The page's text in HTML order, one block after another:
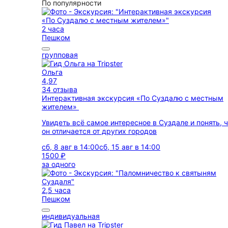
По популярности
2 часа
Пешком
групповая
Ольга
4,97
34 отзыва
Интерактивная экскурсия «По Суздалю с местным
жителем»
Увидеть всё самое интересное в Суздале и понять,
он отличается от других городов
сб, 8 авг в 14:00сб, 15 авг в 14:00
1500 ₽
за одного
2,5 часа
Пешком
индивидуальная